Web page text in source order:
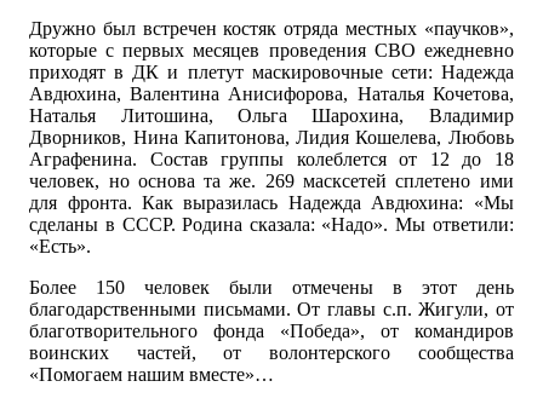
Дружно был встречен костяк отряда местных «паучков»,
которые с первых месяцев проведения СВО ежедневно
приходят в ДК и плетут маскировочные сети: Надежда
Авдюхина, Валентина Анисифорова, Наталья Кочетова,
Наталья Литошина, Ольга Шарохина, Владимир
Дворников, Нина Капитонова, Лидия Кошелева, Любовь
Аграфенина. Состав группы колеблется от 12 до 18
человек, но основа та же. 269 масксетей сплетено ими
для фронта. Как выразилась Надежда Авдюхина: «Мы
сделаны в СССР. Родина сказала: «Надо». Мы ответили:
«Есть».
Более 150 человек были отмечены в этот день
благодарственными письмами. От главы с.п. Жигули, от
благотворительного фонда «Победа», от командиров
воинских частей, от волонтерского сообщества
«Помогаем нашим вместе»…